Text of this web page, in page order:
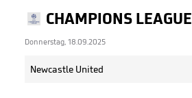
CHAMPIONS LEAGUE
Donnerstag, 18.09.2025
Newcastle United